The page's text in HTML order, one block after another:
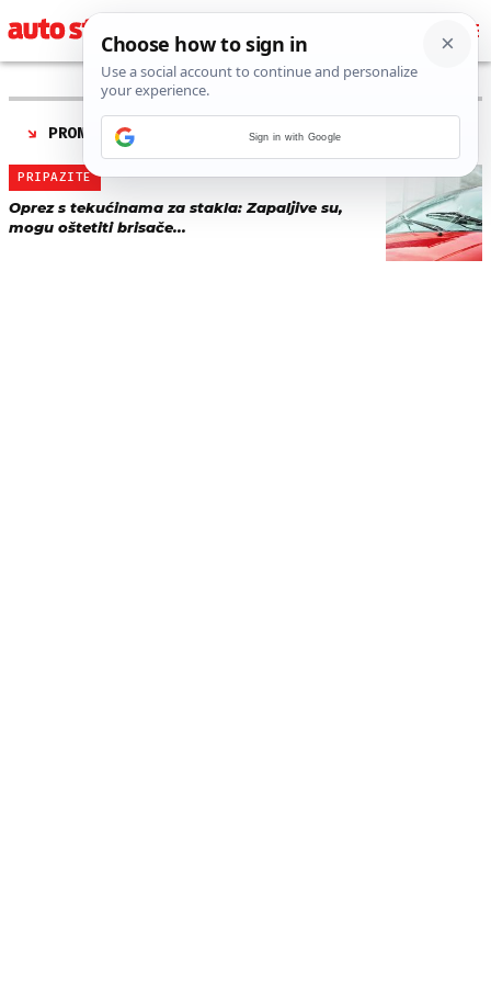
PRONAĐENO 1 REZULTATA ZA TAG “PRANJE STAKLA
PRIPAZITE
Oprez s tekućinama za stakla: Zapaljive su,
mogu oštetiti brisače...
Sign in with Google